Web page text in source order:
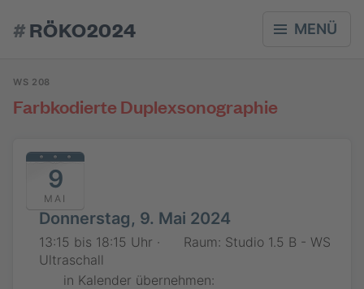
#RÖKO2024 MENÜ
WS 208
Farbkodierte Duplexsonographie
9
MAI
Donnerstag, 9. Mai 2024
13:15 bis 18:15 Uhr ·
Raum: Studio 1.5 B - WS
Ultraschall
in Kalender übernehmen: